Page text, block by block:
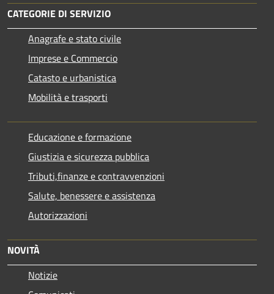
CATEGORIE DI SERVIZIO
Anagrafe e stato civile
Imprese e Commercio
Catasto e urbanistica
Mobilità e trasporti
Educazione e formazione
Giustizia e sicurezza pubblica
Tributi,finanze e contravvenzioni
Salute, benessere e assistenza
Autorizzazioni
NOVITÀ
Notizie